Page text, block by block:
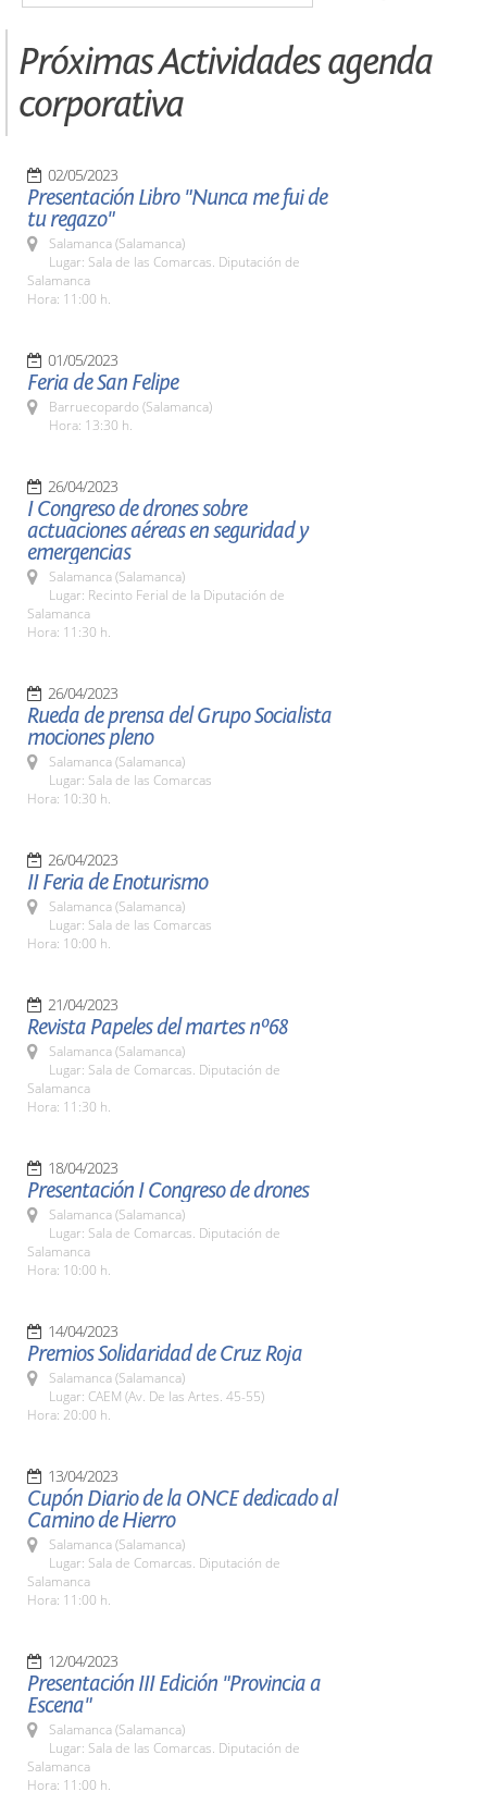
Próximas Actividades agenda
corporativa
02/05/2023
Presentación Libro "Nunca me fui de
tu regazo"
Salamanca (Salamanca)
Lugar: Sala de las Comarcas. Diputación de
Salamanca
Hora: 11:00 h.
01/05/2023
Feria de San Felipe
Barruecopardo (Salamanca)
Hora: 13:30 h.
26/04/2023
I Congreso de drones sobre
actuaciones aéreas en seguridad y
emergencias
Salamanca (Salamanca)
Lugar: Recinto Ferial de la Diputación de
Salamanca
Hora: 11:30 h.
26/04/2023
Rueda de prensa del Grupo Socialista
mociones pleno
Salamanca (Salamanca)
Lugar: Sala de las Comarcas
Hora: 10:30 h.
26/04/2023
II Feria de Enoturismo
Salamanca (Salamanca)
Lugar: Sala de las Comarcas
Hora: 10:00 h.
21/04/2023
Revista Papeles del martes nº68
Salamanca (Salamanca)
Lugar: Sala de Comarcas. Diputación de
Salamanca
Hora: 11:30 h.
18/04/2023
Presentación I Congreso de drones
Salamanca (Salamanca)
Lugar: Sala de Comarcas. Diputación de
Salamanca
Hora: 10:00 h.
14/04/2023
Premios Solidaridad de Cruz Roja
Salamanca (Salamanca)
Lugar: CAEM (Av. De las Artes. 45-55)
Hora: 20:00 h.
13/04/2023
Cupón Diario de la ONCE dedicado al
Camino de Hierro
Salamanca (Salamanca)
Lugar: Sala de Comarcas. Diputación de
Salamanca
Hora: 11:00 h.
12/04/2023
Presentación III Edición "Provincia a
Escena"
Salamanca (Salamanca)
Lugar: Sala de las Comarcas. Diputación de
Salamanca
Hora: 11:00 h.